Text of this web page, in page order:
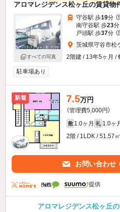
アロマレジデンス松ヶ丘の賃貸物
すべての写真
守谷駅 歩19分
南守谷駅 歩23分
戸頭駅 歩37分
茨城県守谷市松
2階建 / 13年5ヶ月 /
駐車場あり
新着 7.5万円
（管理費5,000円）
敷 1.0ヶ月 礼 1.0ヶ
2階 / 1LDK / 51.57㎡
お問い合わせ
提供
アロマレジデンス松ヶ丘